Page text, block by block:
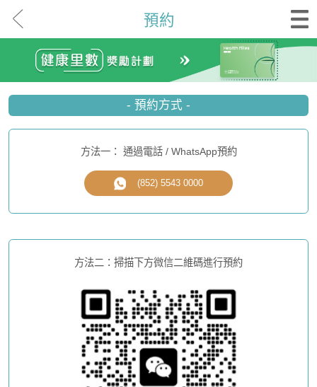
預約
- 預約方式 -
方法一： 通過電話 / WhatsApp預約
(852) 5543 0000
方法二：掃描下方微信二維碼進行預約